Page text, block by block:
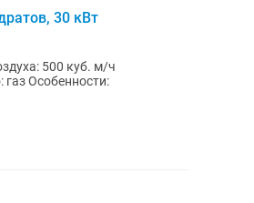
30 кВт
500 куб. м/ч
Особенности: